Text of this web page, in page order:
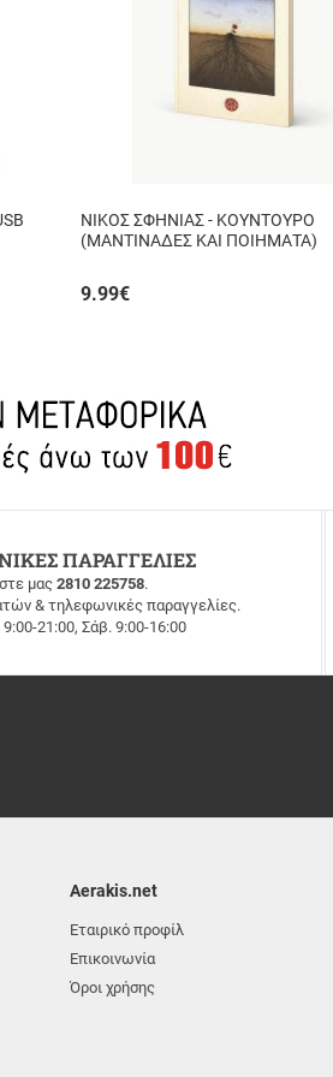
ΝΙΚΟΣ ΣΦΗΝΙΑΣ - ΚΟΥΝΤΟΥΡΟ
(ΜΑΝΤΙΝΑΔΕΣ ΚΑΙ ΠΟΙΗΜΑΤΑ)
9.99€
ΠΑΡΑΓΓΕΛΙΕΣ
μας2810 225758.
& τηλεφωνικές παραγγελίες.
21:00, Σάβ. 9:00-16:00
Aerakis.net
Εταιρικό προφίλ
Επικοινωνία
Όροι χρήσης